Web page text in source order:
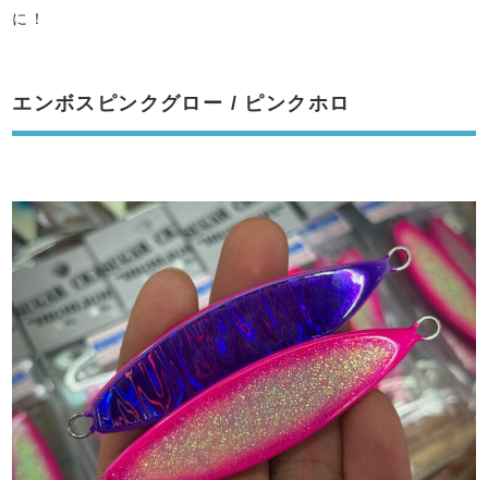
に！
エンボスピンクグロー / ピンクホロ